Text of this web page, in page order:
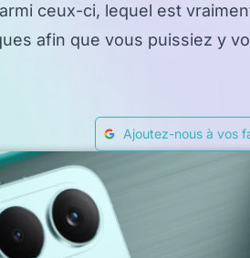
ceux-ci, lequel est
afin que vous puissiez y
Ajoutez-nous à vos